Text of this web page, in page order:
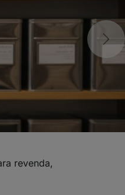
revenda,